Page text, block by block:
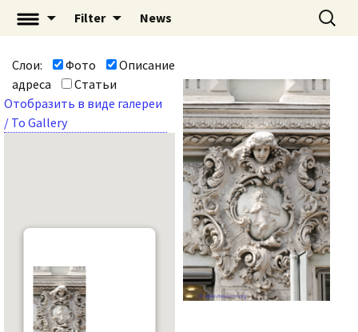
«Mascaron: Незримый
город» | mascaron.org
Filter News Найти:
Слои: Фото
Описание
адреса
Статьи
Отобразить в виде галереи
/ To Gallery